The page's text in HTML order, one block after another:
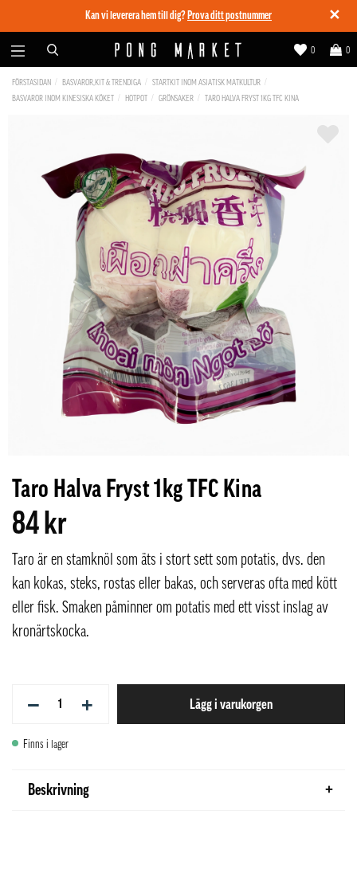
✕
Kan vi leverera hem till dig? Prova ditt postnummer
0
0
FÖRSTASIDAN BASVAROR,KIT & TRENDIGA
STARTKIT INOM ASIATISK MATKULTUR
BASVAROR INOM KINESISKA KÖKET
HOTPOT GRÖNSAKER TARO HALVA FRYST 1KG TFC KINA
Taro Halva Fryst 1kg TFC Kina
84 kr
Taro är en stamknöl som äts i stort sett som potatis, dvs. den
kan kokas, steks, rostas eller bakas, och serveras ofta med kött
eller fisk. Smaken påminner om potatis med ett visst inslag av
kronärtskocka.
− + Lägg i varukorgen
Finns i lager
Beskrivning